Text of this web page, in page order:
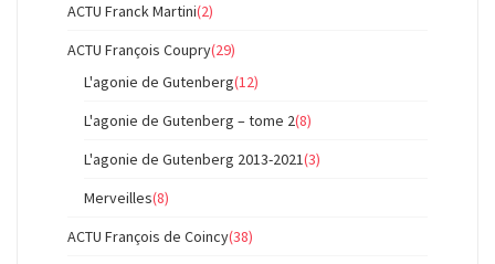
ACTU Franck Martini(2)
ACTU François Coupry(29)
L'agonie de Gutenberg(12)
L'agonie de Gutenberg – tome 2(8)
L'agonie de Gutenberg 2013-2021(3)
Merveilles(8)
ACTU François de Coincy(38)